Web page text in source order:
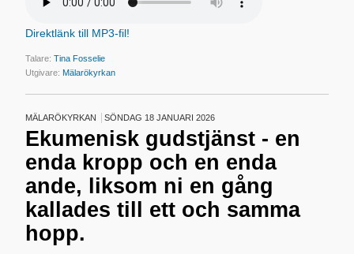
Direktlänk till MP3-fil!
Talare:Tina Fosselie
Utgivare:Mälarökyrkan
MÄLARÖKYRKAN SÖNDAG 18 JANUARI 2026
Ekumenisk gudstjänst - en
enda kropp och en enda
ande, liksom ni en gång
kallades till ett och samma
hopp.